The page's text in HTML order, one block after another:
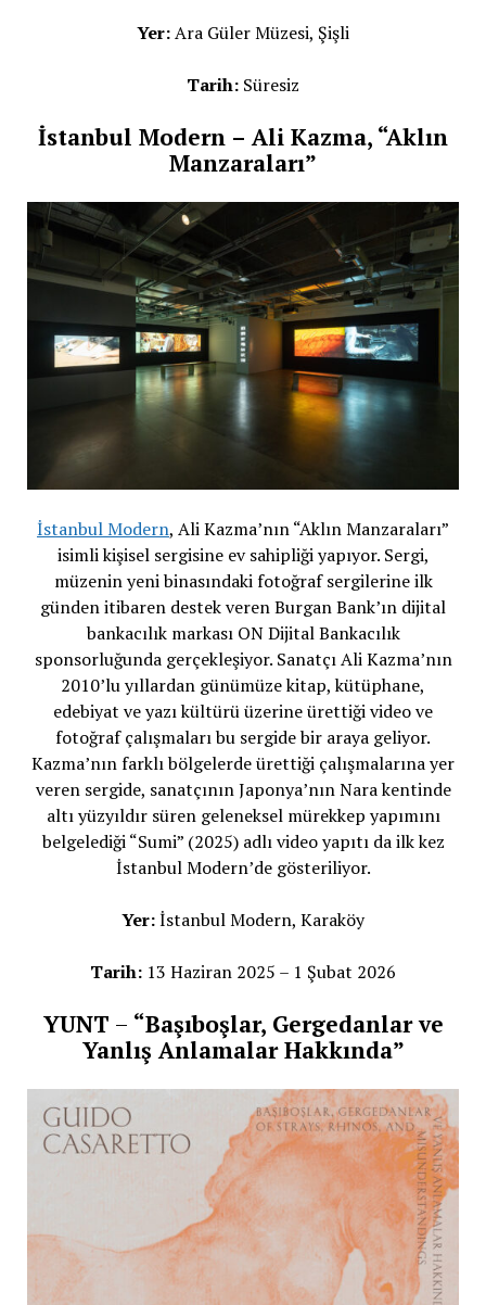
Yer:Ara Güler Müzesi, Şişli
Tarih: Süresiz
İstanbul Modern – Ali Kazma, “Aklın
Manzaraları”
İstanbul Modern, Ali Kazma’nın “Aklın Manzaraları”
isimli kişisel sergisine ev sahipliği yapıyor. Sergi,
müzenin yeni binasındaki fotoğraf sergilerine ilk
günden itibaren destek veren Burgan Bank’ın dijital
bankacılık markası ON Dijital Bankacılık
sponsorluğunda gerçekleşiyor. Sanatçı Ali Kazma’nın
2010’lu yıllardan günümüze kitap, kütüphane,
edebiyat ve yazı kültürü üzerine ürettiği video ve
fotoğraf çalışmaları bu sergide bir araya geliyor.
Kazma’nın farklı bölgelerde ürettiği çalışmalarına yer
veren sergide, sanatçının Japonya’nın Nara kentinde
altı yüzyıldır süren geleneksel mürekkep yapımını
belgelediği “Sumi” (2025) adlı video yapıtı da ilk kez
İstanbul Modern’de gösteriliyor.
Yer:İstanbul Modern, Karaköy
Tarih: 13 Haziran 2025 – 1 Şubat 2026
YUNT – “Başıboşlar, Gergedanlar ve
Yanlış Anlamalar Hakkında”